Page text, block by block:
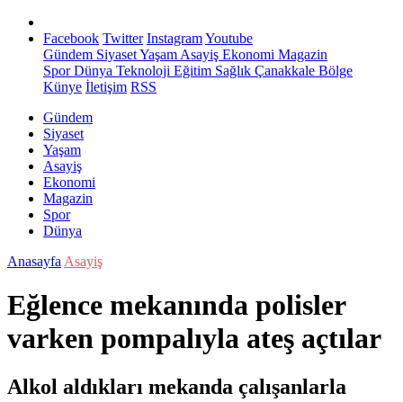
Facebook Twitter InstagramYoutube
Gündem SiyasetYaşam Asayiş Ekonomi Magazin
SporDünya Teknoloji Eğitim Sağlık Çanakkale Bölge
Künye İletişim RSS
Gündem
Siyaset
Yaşam
Asayiş
Ekonomi
Magazin
Spor
Dünya
Anasayfa Asayiş
Eğlence mekanında polisler
varken pompalıyla ateş açtılar
Alkol aldıkları mekanda çalışanlarla